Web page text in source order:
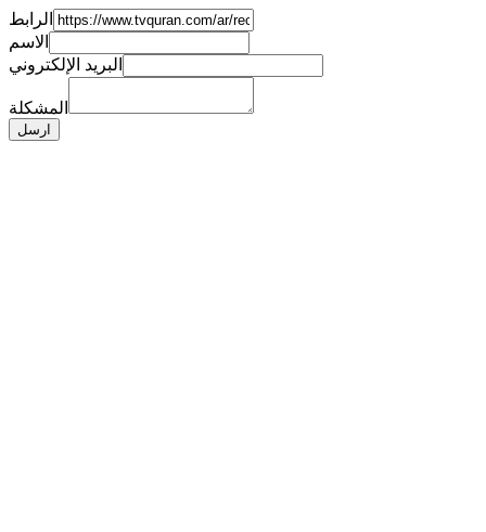
الرابط
الاسم
البريد الإلكتروني
المشكلة
ارسل